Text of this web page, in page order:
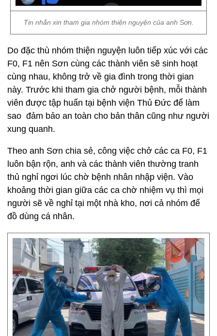
Tin nhắn xin tham gia nhóm thiện nguyện của anh Sơn.
Do đặc thù nhóm thiện nguyện luôn tiếp xúc với các
F0, F1 nên Sơn cùng các thành viên sẽ sinh hoạt
cùng nhau, không trở về gia đình trong thời gian
này. Trước khi tham gia chở người bệnh, mỗi thành
viên được tập huấn tại bệnh viện Thủ Đức để làm
sao đảm bảo an toàn cho bản thân cũng như người
xung quanh.
Theo anh Sơn chia sẻ, công việc chở các ca F0, F1
luôn bận rộn, anh và các thành viên thường tranh
thủ nghỉ ngơi lúc chờ bệnh nhân nhập viện. Vào
khoảng thời gian giữa các ca chờ nhiệm vụ thì mọi
người sẽ về nghỉ tại một nhà kho, nơi cả nhóm để
đồ dùng cá nhân.